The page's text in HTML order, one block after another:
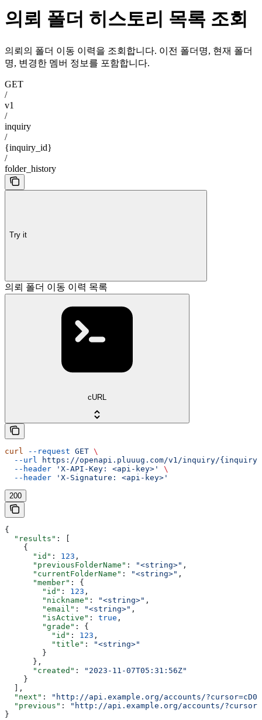
의뢰 폴더 히스토리 목록 조회
의뢰의 폴더 이동 이력을 조회합니다. 이전 폴더명, 현재 폴더
명, 변경한 멤버 정보를 포함합니다.
GET
/
v1
/
inquiry
/
{inquiry_id}
/
folder_history
Try it
의뢰 폴더 이동 이력 목록
cURL
curl --request GET \
  --url
https://openapi.pluuug.com/v1/inquiry/
  --header
'X-API-Key: <api-key>'
\
  --header
'X-Signature: <api-key>'
200
{
  "results"
: [
    {
      "id"
: 123 ,
      "previousFolderName"
: "<string>" ,
      "currentFolderName"
: "<string>" ,
      "member"
: {
        "id"
: 123 ,
        "nickname"
: "<string>" ,
        "email"
: "<string>" ,
        "isActive"
: true ,
        "grade"
: {
          "id"
: 123 ,
          "title"
:
"<string>"
        }
      },
      "created"
:
"2023-11-07T05:31:56Z"
    }
  ],
  "next"
:
"http://api.example.org/accounts/
  "previous"
:
"http://api.example.org/accounts/
}